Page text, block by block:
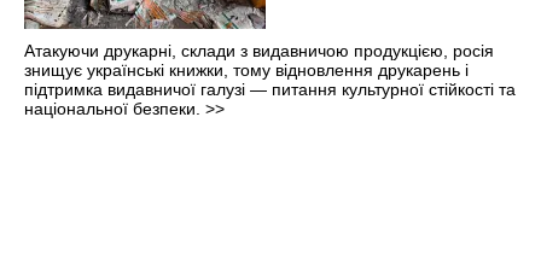
Атакуючи друкарні, склади з видавничою продукцією, росія
знищує українські книжки, тому відновлення друкарень і
підтримка видавничої галузі — питання культурної стійкості та
національної безпеки. >>